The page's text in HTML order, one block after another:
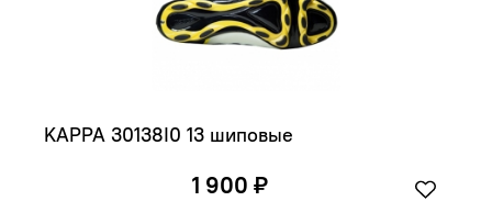
KAPPA 30138I0 13 шиповые
1 900 ₽